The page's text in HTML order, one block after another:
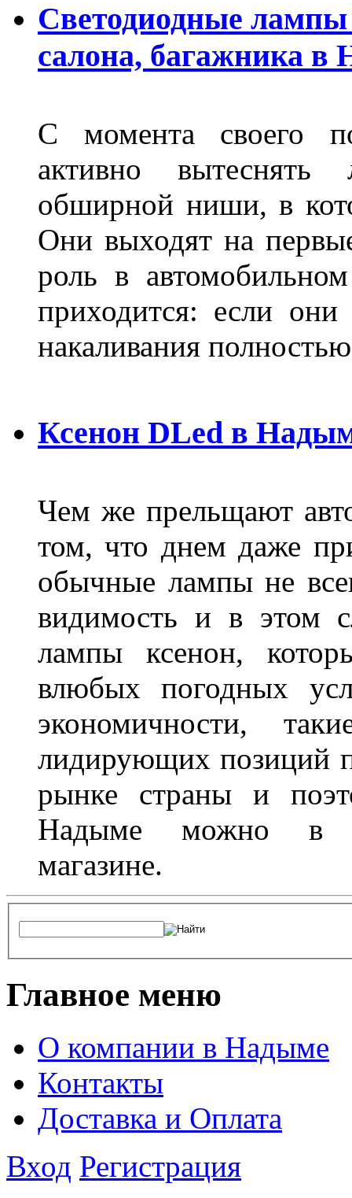
Светодиодные лампы
салона, багажника в
С момента своего
активно
обширной ниши, в
Они выходят на
роль в
приходится: если
накаливания
Ксенон DLed в
Чем же прельщают
том, что днем даже
обычные лампы не
видимость и в этом
лампы ксенон,
влюбых погодных
экономичности,
лидирующих позиций
рынке страны и
Надыме можно в
магазине.
Главное меню
О компании в Надыме
Контакты
Доставка и Оплата
Вход Регистрация